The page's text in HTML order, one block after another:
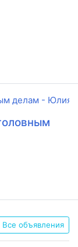
Все объявления